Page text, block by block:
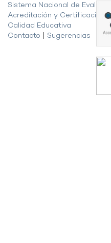
Sistema Nacional de
Acreditación y Certificación
Calidad Educativa
Contacto
Sugerencias